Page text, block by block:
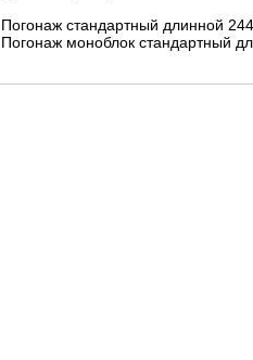
Погонаж стандартный длинной
Погонаж моноблок стандартный